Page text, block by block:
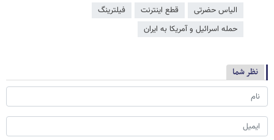
الیاس حضرتی قطع اینترنت
فیلترینگ
حمله اسرائیل و آمریکا به ایران
نظر شما